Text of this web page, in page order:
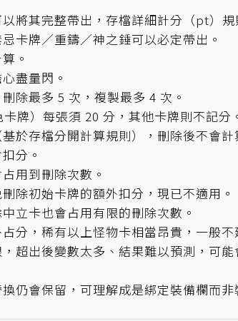
將其完整帶出，存檔詳細計分（pt）規
卡牌／重鑄／神之錘可以必定帶出。
。
盡量閃。
除最多 5 次，複製最多 4 次。
牌）每張須 20 分，其他卡牌則不記分
於存檔分開計算規則），刪除後不會計
分。
用到刪除次數。
除初始卡牌的額外扣分，現已不適用。
立卡也會占用有限的刪除次數。
分，稀有以上怪物卡相當昂貴，一般不
超出後變數太多、結果難以預測，可
仍會保留，可理解成是綁定裝備欄而非